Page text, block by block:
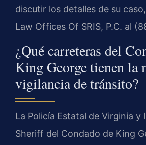
discutir los detalles de su
Law Offices Of SRIS, P.C. al
¿Qué carreteras del
King George tienen la
vigilancia de tránsito?
La Policía Estatal de Virginia y
Sheriff del Condado de King